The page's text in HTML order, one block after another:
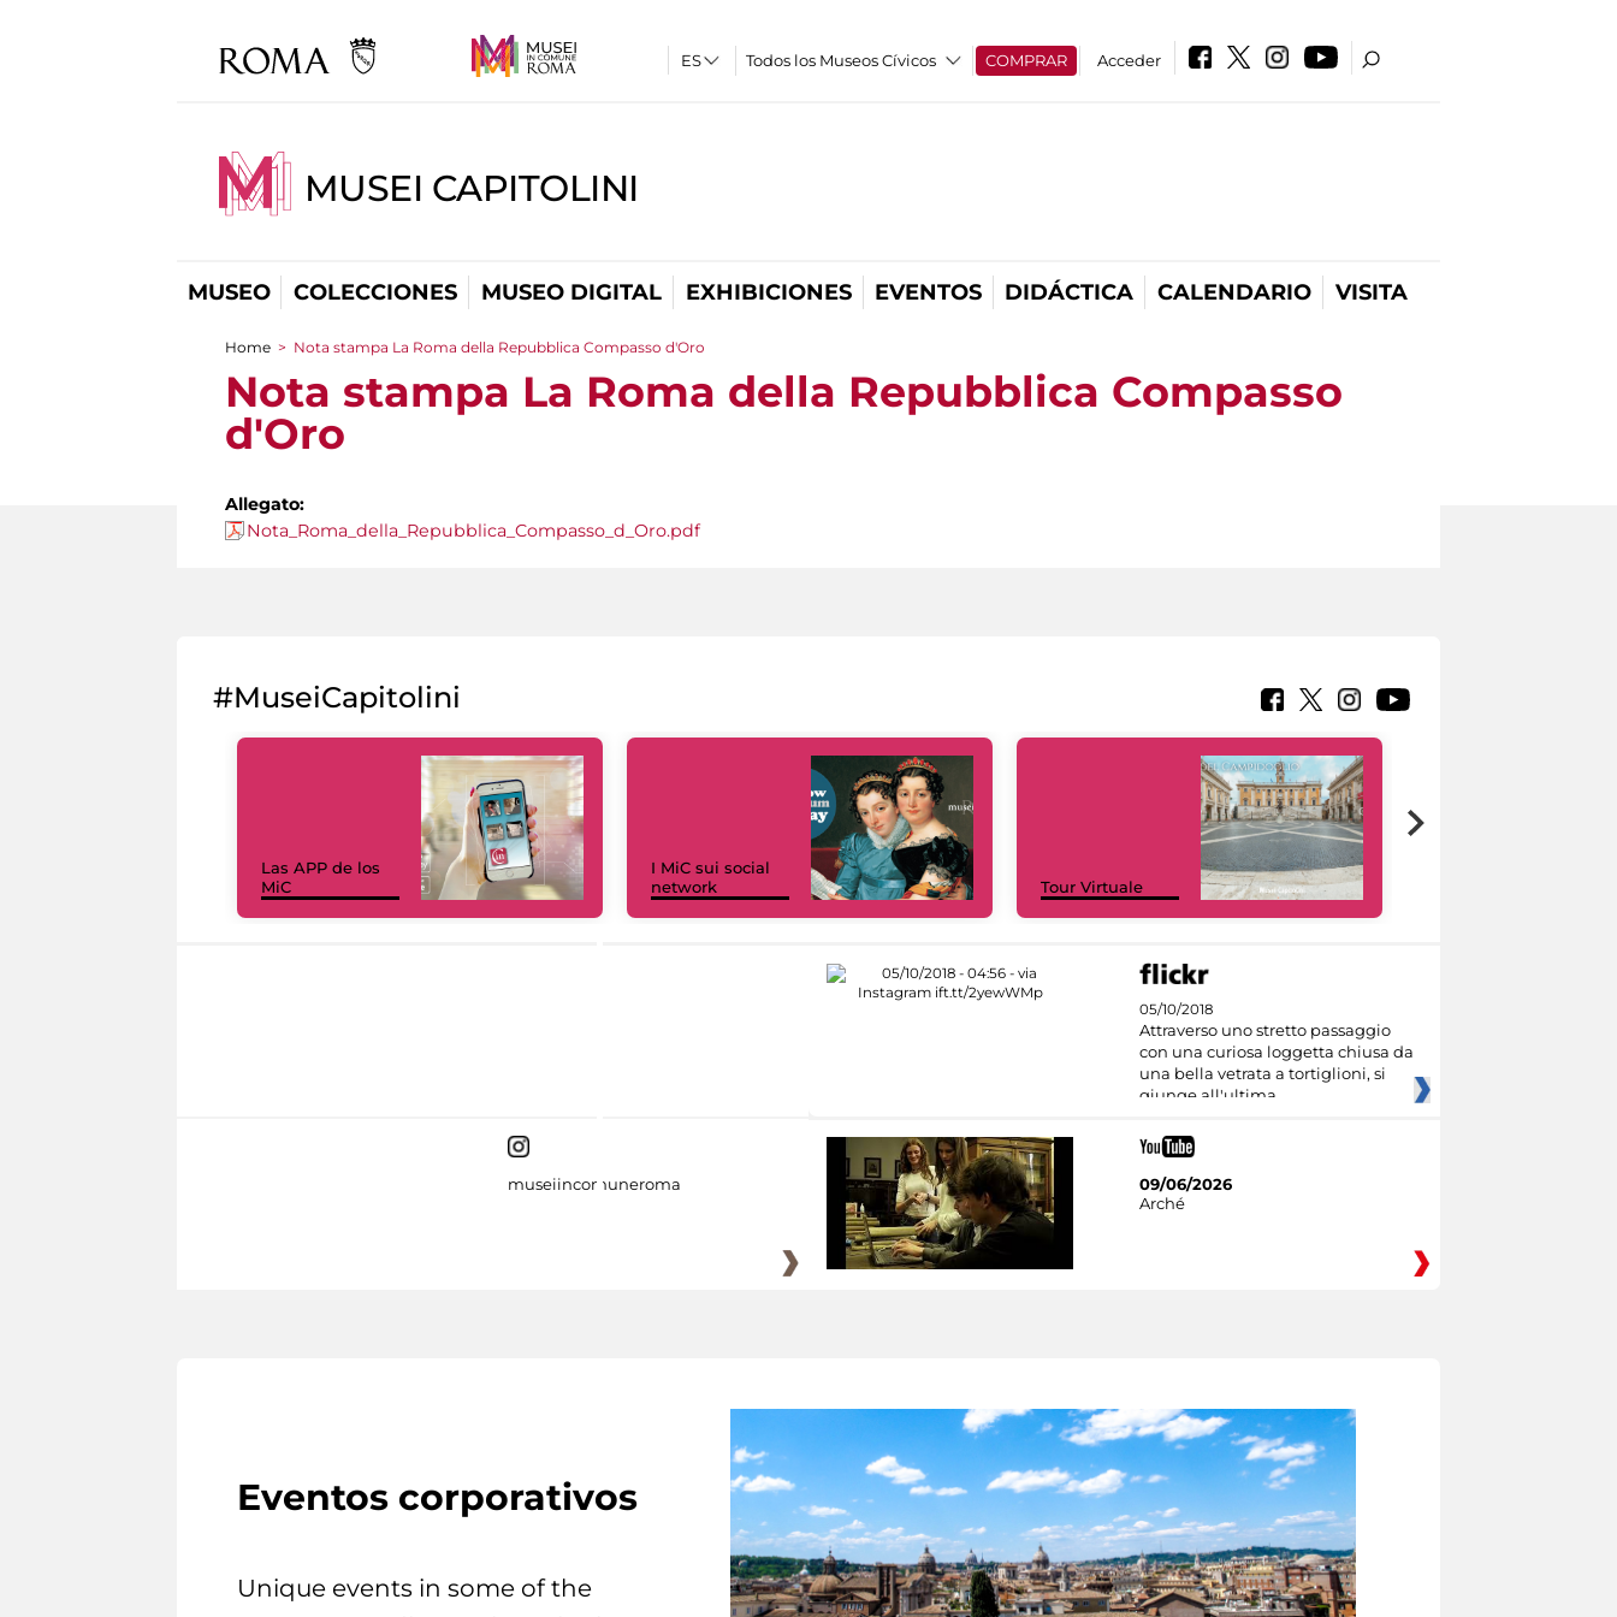
Todos los Museos Cívicos COMPRAR Acceder
MUSEI CAPITOLINI
MUSEO COLECCIONES MUSEO DIGITAL EXHIBICIONES EVENTOS DIDÁCTICA CALENDARIO VISITA
You are here
Home > Nota stampa La Roma della Repubblica Compasso d'Oro
Nota stampa La Roma della Repubblica Compasso
d'Oro
Allegato:
Nota_Roma_della_Repubblica_Compasso_d_Oro.pdf
#MuseiCapitolini
Las APP de los
MiC
I MiC sui social
network
Tour Virtuale
05/10/2018
Attraverso uno stretto passaggio
con una curiosa loggetta chiusa da
una bella vetrata a tortiglioni, si
giunge all'ultima
museiincomuneroma
09/06/2026
Arché
Eventos corporativos
Unique events in some of the